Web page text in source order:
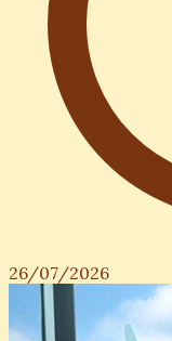
26/07/2026